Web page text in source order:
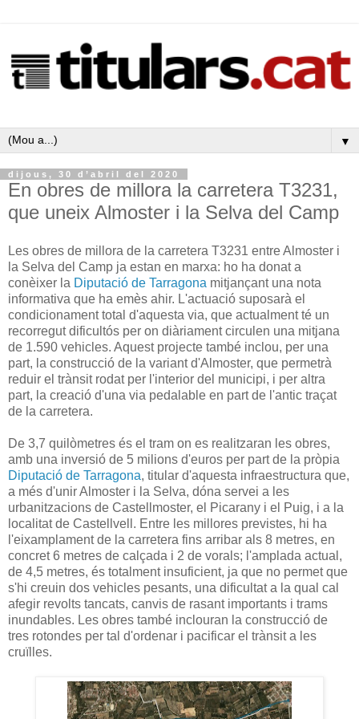
▼
dijous, 30 d’abril del 2020
En obres de millora la carretera T3231,
que uneix Almoster i la Selva del Camp
Les obres de millora de la carretera T3231 entre Almoster i
la Selva del Camp ja estan en marxa: ho ha donat a
conèixer la Diputació de Tarragona mitjançant una nota
informativa que ha emès ahir. L'actuació suposarà el
condicionament total d'aquesta via, que actualment té un
recorregut dificultós per on diàriament circulen una mitjana
de 1.590 vehicles. Aquest projecte també inclou, per una
part, la construcció de la variant d'Almoster, que permetrà
reduir el trànsit rodat per l'interior del municipi, i per altra
part, la creació d'una via pedalable en part de l'antic traçat
de la carretera.
De 3,7 quilòmetres és el tram on es realitzaran les obres,
amb una inversió de 5 milions d'euros per part de la pròpia
Diputació de Tarragona, titular d'aquesta infraestructura que,
a més d'unir Almoster i la Selva, dóna servei a les
urbanitzacions de Castellmoster, el Picarany i el Puig, i a la
localitat de Castellvell. Entre les millores previstes, hi ha
l'eixamplament de la carretera fins arribar als 8 metres, en
concret 6 metres de calçada i 2 de vorals; l'amplada actual,
de 4,5 metres, és totalment insuficient, ja que no permet que
s'hi creuin dos vehicles pesants, una dificultat a la qual cal
afegir revolts tancats, canvis de rasant importants i trams
inundables. Les obres també inclouran la construcció de
tres rotondes per tal d'ordenar i pacificar el trànsit a les
cruïlles.